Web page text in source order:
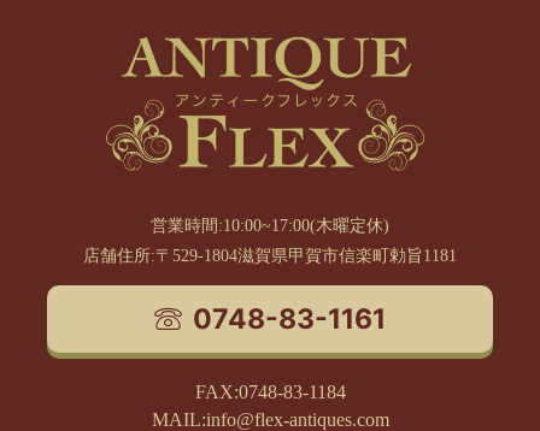
営業時間:10:00~17:00(木曜定休)
店舗住所:〒529-1804滋賀県甲賀市信楽町勅旨1181
0748-83-1161
FAX:0748-83-1184
MAIL:info@flex-antiques.com